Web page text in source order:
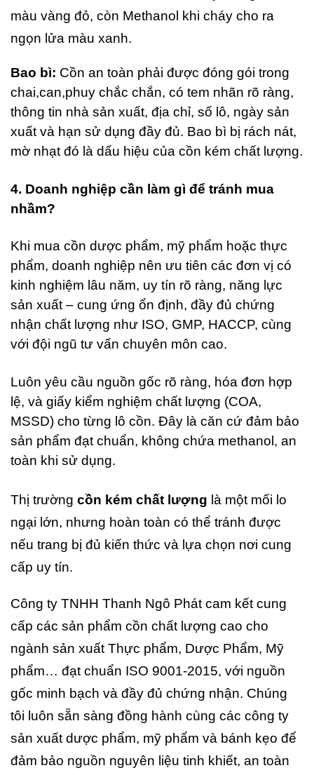
màu vàng đỏ, còn Methanol khi cháy cho ra
ngọn lửa màu xanh.
Bao bì: Cồn an toàn phải được đóng gói trong
chai,can,phuy chắc chắn, có tem nhãn rõ ràng,
thông tin nhà sản xuất, địa chỉ, số lô, ngày sản
xuất và hạn sử dụng đầy đủ. Bao bì bị rách nát,
mờ nhạt đó là dấu hiệu của cồn kém chất lượng.
4. Doanh nghiệp cần làm gì để tránh mua
nhầm?
Khi mua cồn dược phẩm, mỹ phẩm hoặc thực
phẩm, doanh nghiệp nên ưu tiên các đơn vị có
kinh nghiệm lâu năm, uy tín rõ ràng, năng lực
sản xuất – cung ứng ổn định, đầy đủ chứng
nhận chất lượng như ISO, GMP, HACCP, cùng
với đội ngũ tư vấn chuyên môn cao.
Luôn yêu cầu nguồn gốc rõ ràng, hóa đơn hợp
lệ, và giấy kiểm nghiệm chất lượng (COA,
MSSD) cho từng lô cồn. Đây là căn cứ đảm bảo
sản phẩm đạt chuẩn, không chứa methanol, an
toàn khi sử dụng.
Thị trường cồn kém chất lượng là một mối lo
ngại lớn, nhưng hoàn toàn có thể tránh được
nếu trang bị đủ kiến thức và lựa chọn nơi cung
cấp uy tín.
Công ty TNHH Thanh Ngô Phát cam kết cung
cấp các sản phẩm cồn chất lượng cao cho
ngành sản xuất Thực phẩm, Dược Phẩm, Mỹ
phẩm… đạt chuẩn ISO 9001-2015, với nguồn
gốc minh bạch và đầy đủ chứng nhận. Chúng
tôi luôn sẵn sàng đồng hành cùng các công ty
sản xuất dược phẩm, mỹ phẩm và bánh kẹo để
đảm bảo nguồn nguyên liệu tinh khiết, an toàn